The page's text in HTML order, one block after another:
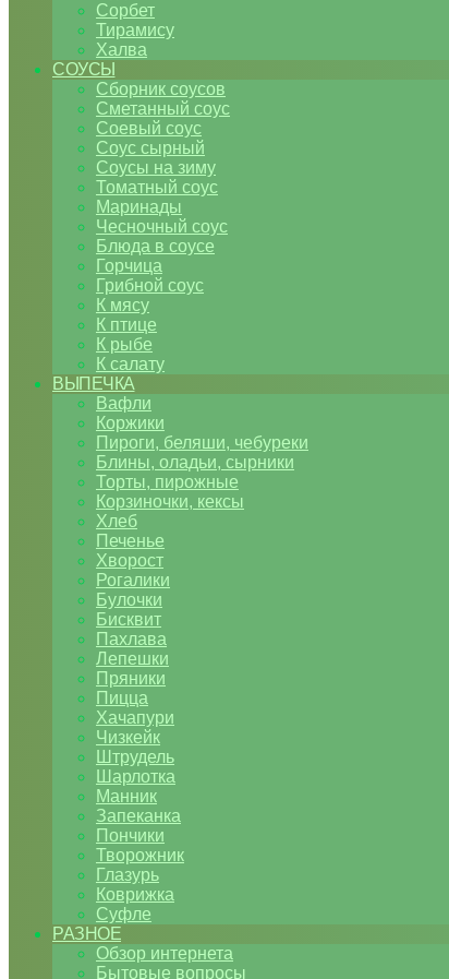
Сорбет
Тирамису
Халва
СОУСЫ
Сборник соусов
Сметанный соус
Соевый соус
Соус сырный
Соусы на зиму
Томатный соус
Маринады
Чесночный соус
Блюда в соусе
Горчица
Грибной соус
К мясу
К птице
К рыбе
К салату
ВЫПЕЧКА
Вафли
Коржики
Пироги, беляши, чебуреки
Блины, оладьи, сырники
Торты, пирожные
Корзиночки, кексы
Хлеб
Печенье
Хворост
Рогалики
Булочки
Бисквит
Пахлава
Лепешки
Пряники
Пицца
Хачапури
Чизкейк
Штрудель
Шарлотка
Манник
Запеканка
Пончики
Творожник
Глазурь
Коврижка
Суфле
РАЗНОЕ
Обзор интернета
Бытовые вопросы